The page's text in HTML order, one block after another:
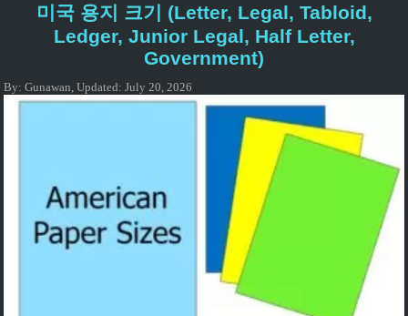
보겠습니다 . 👇 📏 A0 용지 크기(mm, cm, 인치) 단위 긴 넓은 밀리
미터(mm) 1189mm 841mm 센티미터(cm) 118.9cm 84.1cm 인치
46.8인치 33.1인치 ✅ A0 용지는 정확히 1제곱미터(1m²) 입니다
미국 용지 크기 (Letter, Legal, Tabloid,
Ledger, Junior Legal, Half Letter,
Government)
By:Gunawan ,Updated:July 20, 2026